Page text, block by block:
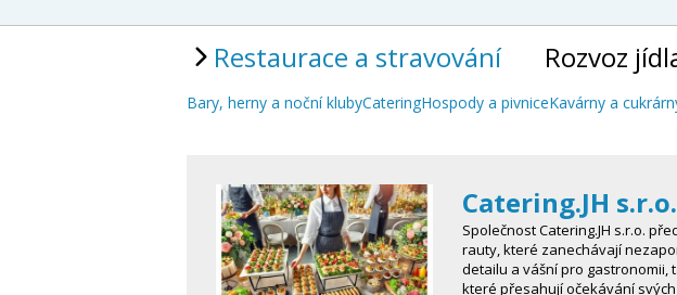
Restaurace a stravování Rozvoz
Bary, herny a noční klubyCateringHospody a pivniceKavárny a
Catering.JH s.r.o.
Společnost Catering.JH s.r.o.
rauty, které zanechávají
detailu a vášní pro gastronomii,
které přesahují očekávání